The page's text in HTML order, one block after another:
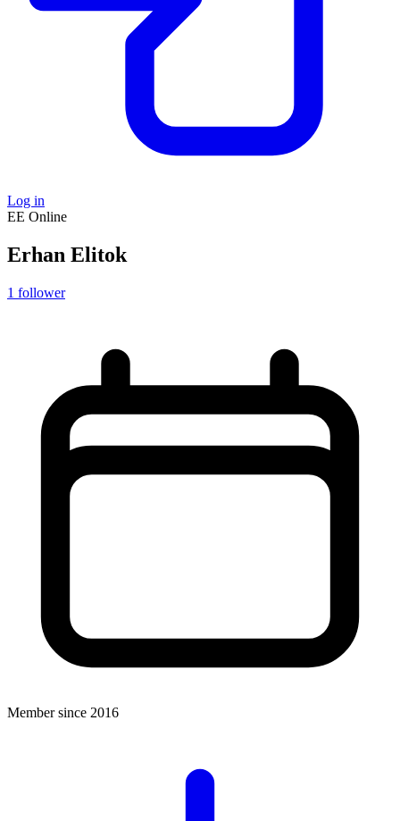
Log in
EE Online
Erhan Elitok
1 follower
Member since 2016